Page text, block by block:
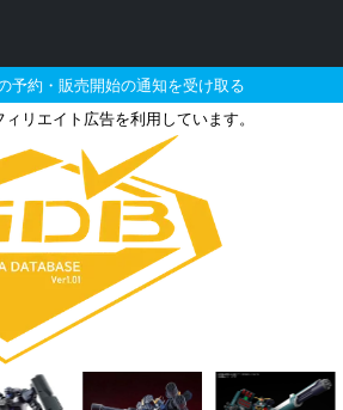
予約・販売開始の通知を受け取る
リエイト広告を利用しています。
ボール ツインセッ